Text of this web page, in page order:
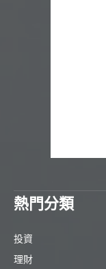
熱門分類
投資
理財